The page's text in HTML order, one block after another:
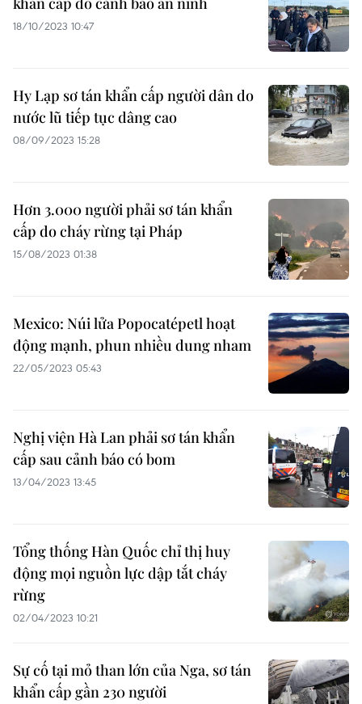
18/10/2023 10:47
Hy Lạp sơ tán khẩn cấp người dân do
nước lũ tiếp tục dâng cao
08/09/2023 15:28
Hơn 3.000 người phải sơ tán khẩn
cấp do cháy rừng tại Pháp
15/08/2023 01:38
Mexico: Núi lửa Popocatépetl hoạt
động mạnh, phun nhiều dung nham
22/05/2023 05:43
Nghị viện Hà Lan phải sơ tán khẩn
cấp sau cảnh báo có bom
13/04/2023 13:45
Tổng thống Hàn Quốc chỉ thị huy
động mọi nguồn lực dập tắt cháy
rừng
02/04/2023 10:21
Sự cố tại mỏ than lớn của Nga, sơ tán
khẩn cấp gần 230 người